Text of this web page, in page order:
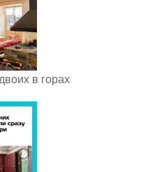
в горах